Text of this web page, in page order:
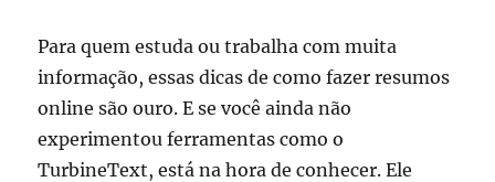
Para quem estuda ou trabalha com muita
informação, essas dicas de como fazer resumos
online são ouro. E se você ainda não
experimentou ferramentas como o
TurbineText, está na hora de conhecer. Ele